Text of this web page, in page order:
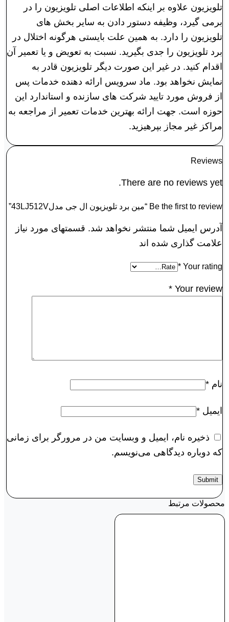
تلویزیون علاوه بر اینکه اطلاعات اصلی تلویزیون را در
برمی گیرد، وظیفه دستور دادن به سایر بخش های
تلویزیون را دارد. به همین علت بایستی هرگونه اختلال در
برد تلویزیون را جدی بگیرید. نسبت به تعویض و یا تعمیر آن
اقدام کنید. در غیر این صورت دیگر تلویزیون قادر به
نمایش نخواهد بود. ماد سرویس ارائه دهنده خدمات پس
از فروش مورد تایید شرکت های سازنده و استاندارد این
حوزه است. جهت ارائه بهترین خدمات تعمیر از مراجعه به
مراکز غیر مجاز بپرهیزید.
Reviews
There are no reviews yet.
Be the first to review “مین برد تلویزیون ال جی مدل43LJ512V”
آدرس ایمیل شما منتشر نخواهد شد. قسمتهای مورد نیاز
علامت گذاری شده اند
Your rating
*
Your review
*
نام *
ایمیل *
ذخیره نام، ایمیل و وبسایت من در مرورگر برای زمانی
که دوباره دیدگاهی می‌نویسم.
محصولات مرتبط